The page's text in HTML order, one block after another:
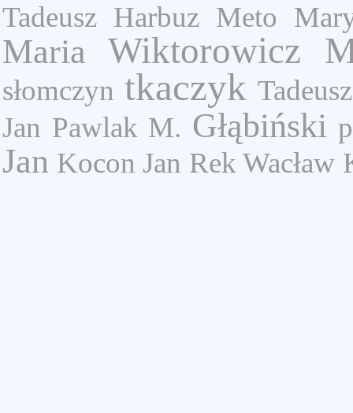
Tadeusz Harbuz Meto
Maria Wiktorowicz
słomczyn tkaczyk
Jan Pawlak M. Głąbiński
Jan Kocon Jan Rek Wacław